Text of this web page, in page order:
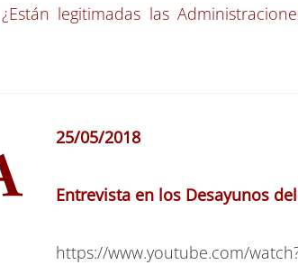
¿Están legitimadas las
25/05/2018
Entrevista en los Desayunos del
https://www.youtube.com/